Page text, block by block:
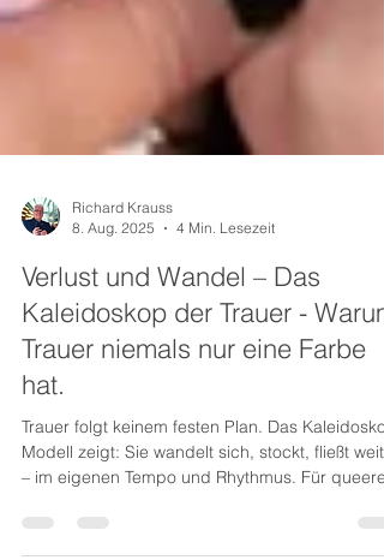
8. Aug. 2025
4 Min. Lesezeit
Verlust und Wandel – Das
Kaleidoskop der Trauer - Warum
Trauer niemals nur eine Farbe
hat.
Trauer folgt keinem festen Plan. Das